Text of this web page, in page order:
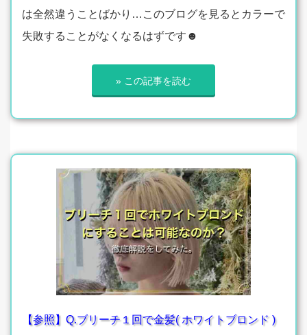
は全然違うことばかり…このブログを見るとカラーで
失敗することがなくなるはずです☻
» この記事を読む
【参照】Q.ブリーチ１回で金髪( ホワイトブロンド )